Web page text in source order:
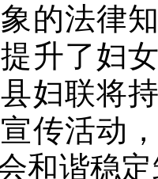
的法律
升了妇
妇联将
传活动
和谐稳